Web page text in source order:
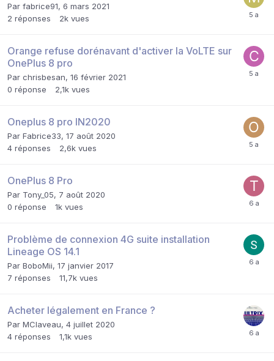
Par fabrice91, 6 mars 2021
2 réponses 2k vues
Orange refuse dorénavant d'activer la VoLTE sur
OnePlus 8 pro
Par chrisbesan, 16 février 2021
0 réponse 2,1k vues
Oneplus 8 pro IN2020
Par Fabrice33, 17 août 2020
4 réponses 2,6k vues
OnePlus 8 Pro
Par Tony_05, 7 août 2020
0 réponse 1k vues
Problème de connexion 4G suite installation
Lineage OS 14.1
Par BoboMii, 17 janvier 2017
7 réponses 11,7k vues
Acheter légalement en France ?
Par MClaveau, 4 juillet 2020
4 réponses 1,1k vues